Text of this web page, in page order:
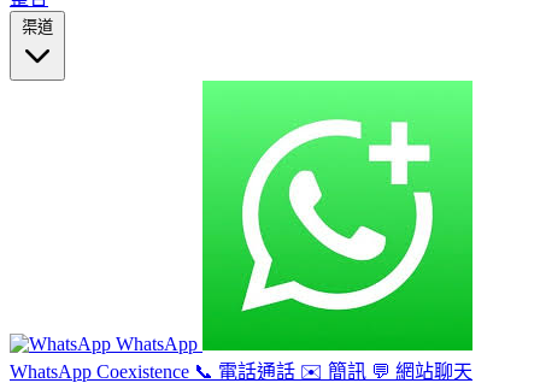
渠道
WhatsApp
WhatsApp Coexistence 📞 電話通話 ✉️ 簡訊 💬 網站聊天